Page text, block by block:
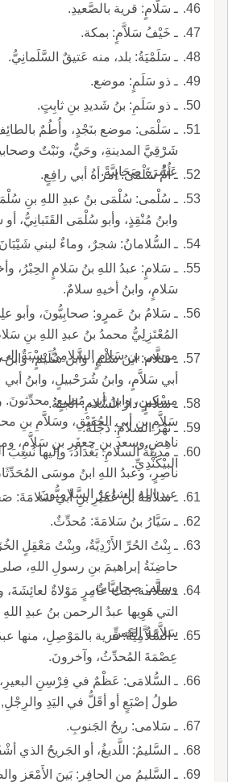
ـ سَلَّامٍ: قرية بالصَّعيدِ.
ـ خَيْفُ سَلاَّمٍ: بمكة.
ـ سَلَمْيَةُ: بلد، منه عَتيقٌ السَّلَمانِيُّ.
ـ ذو سَلَمٍ: موضع.
ـ ذو سَلَمِ: بنُ شَديدِ بنِ ثابِتٍ.
ـ سَلْمَى: موضع بنَجْدٍ، وأُطُمٌ
شَرْقِيَّ المدينةِ، وحَيٌّ، ونَبْتٌ
عَشْرَةَ صَحَابِيَّةً.
ـ أُمُّ سَلْمَى: امرأةُ أبي رافِعٍ.
ـ سُلْمى: سُلْمَى بنُ عبدِ اللهِ بنِ
وابنُ مُنْقِذٍ، وأبو سُلْمَى القَتَبانِيُّ،
ـ السُّلامانُ: شجرٌ، وماءٌ لبني
ـ سَلامٍ: عبدُ اللهِ بنُ سَلامٍ الحِبْرُ،
سَلامٍ، وابنُ أخيهِ سلامٌ.
ـ سَلامُ بنُ عَمرٍو: صحابِيُّونَ، وأبو
المُعْتَزِلِيُّ محمدُ بنُ عبدِ اللهِ بنِ
موسى بنِ سَلامٍ السَّلامِيُّ نِسْبَةٌ إلى جَدِّهِ.
ـ سَلَّام: ابنُ سَلْمٍ، وابن سُلَيْمٍ، وابنُ
أبي سَلاَّمٍ، وابنُ شُرَحْبيلٍ، وابنُ أبي
مِسْكِينٍ، وابنُ أبي مُطيعٍ: محدِّثونَ.
سَلاَّمِ بنِ أبي الحُقَيْقِ، وسَلاَّمِ بنِ
ناهِضٍ,وسعدِ بنِ جعفَرِ بنِ سَلاَّمٍ،
البيْكَنْدِيِّ.
ـ سَلامٍ: دارُ السَّلامِ: الجنةُ.
ـ نَهْرُ السلامِ: دَجْلَةُ.
ـ مدينَةُ السلامِ: بَغْدَادُ، وإليها
ناصِرٍ، وعبدُ اللهِ ابنُ موسَى
عبدِ اللهِ الشاعرُ السَّلامِيُّونَ.
ـ سلامَةُ بنُ عُمَيْرِ بنِ أبي سَلامَةَ:
ـ سَيَّارُ بنُ سَلامَةَ: مُحدِّثٌ.
ـ بِنْتُ الحُرِّ الأَزْدِيَّةُ، وبِنْتُ مَعْقِلٍ
حاضِنَةُ إبراهيمَ بنِ رسولِ اللهِ، صلى
وسلم: صحابِيَّاتٌ.
ـ سَلَّامة: بنتُ عامِرٍ مَوْلاةٌ لعائِشَةَ،
التي هَوِيها عبدُ الرحمن بنُ عبدِ
سَلاَّمَةُ القَسِّ.
ـ السَّلاَّمِيَّةُ: قرية بالمَوْصِلِ، منها
عِصْمَةَ المُحدِّثُ، وآخرونَ.
ـ السُّلامَى: عَظْمٌ في فِرْسِنِ
طولُ إصْبَعٍ أو أقَلُّ في اليَدِ
ـ سَلامى: ريحُ الجَنوبِ.
ـ السَّليمُ: اللَّديغُ، أو الجَريحُ الذي
ـ السَّليمُ من الحافِرِ: بَينَ